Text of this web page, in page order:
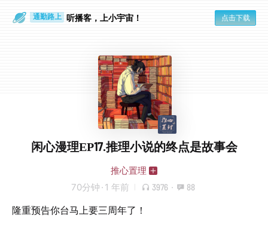
通勤路上 听播客，上小宇宙！ 点击下载
闲心漫理EP17.推理小说的终点是故事会
推心置理
70分钟 · 1 年前 3976 · 88
隆重预告你台马上要三周年了！